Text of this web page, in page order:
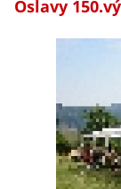
Oslavy